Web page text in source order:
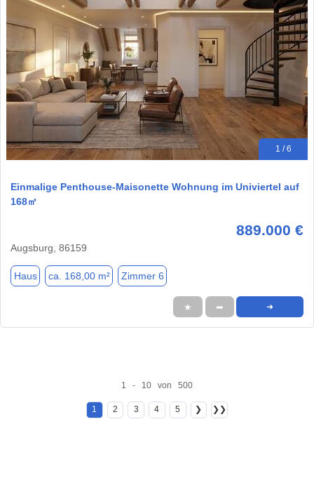
1 / 6
Einmalige Penthouse-Maisonette Wohnung im Univiertel auf
168㎡
889.000 €
Augsburg, 86159
Haus ca. 168,00 m² Zimmer 6
★ ➦ ➜
1 - 10 von 500
1 2 3 4 5 ❯ ❯❯